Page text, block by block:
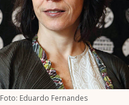
Foto: Eduardo Fernandes